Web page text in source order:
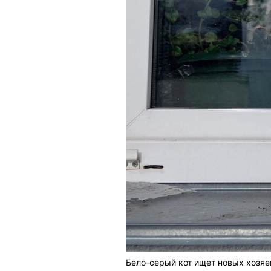
Бело-серый кот ищет новых